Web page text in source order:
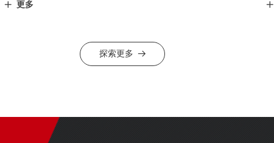
ꄶ 更多 ꄶ
探索更多 뀠